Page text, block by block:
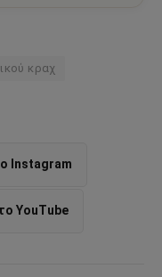
κραχ
Instagram
YouTube